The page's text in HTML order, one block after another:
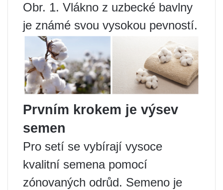
Obr. 1. Vlákno z uzbecké bavlny
je známé svou vysokou pevností.
Prvním krokem je výsev
semen
Pro setí se vybírají vysoce
kvalitní semena pomocí
zónovaných odrůd. Semeno je